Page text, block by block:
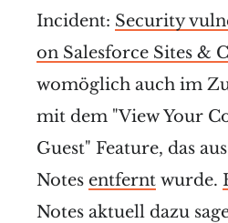
Incident: Security
on Salesforce Sites &
womöglich auch im
mit dem "View Your
Guest" Feature, das
Notes entfernt wurde.
Notes aktuell dazu